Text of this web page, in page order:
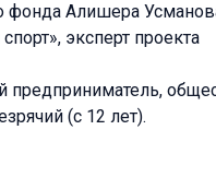
фонда Алишера
эксперт проекта
предприниматель,
(с 12 лет).